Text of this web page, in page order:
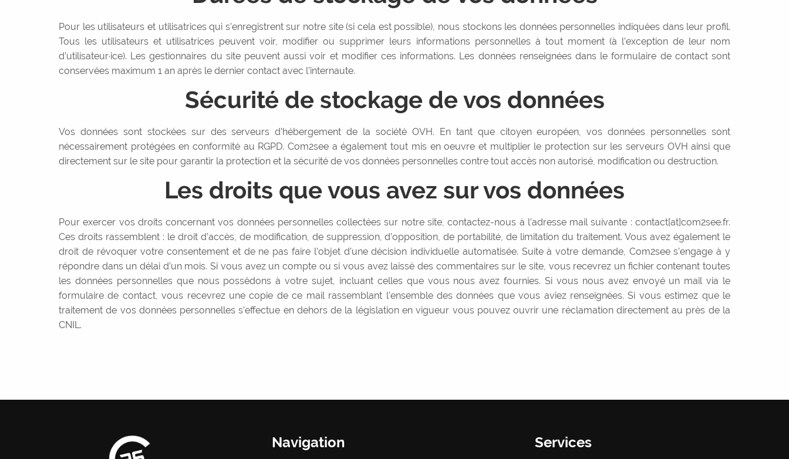
Pour les utilisateurs et utilisatrices qui s’enregistrent sur notre site (si cela est possible), nous stockons les données personnelles indiquées dans leur profil.
Tous les utilisateurs et utilisatrices peuvent voir, modifier ou supprimer leurs informations personnelles à tout moment (à l’exception de leur nom
d’utilisateur·ice). Les gestionnaires du site peuvent aussi voir et modifier ces informations. Les données renseignées dans le formulaire de contact sont
conservées maximum 1 an après le dernier contact avec l’internaute.
Sécurité de stockage de vos données
Vos données sont stockées sur des serveurs d’hébergement de la société OVH. En tant que citoyen européen, vos données personnelles sont
nécessairement protégées en conformité au RGPD. Com2see a également tout mis en oeuvre et multiplier le protection sur les serveurs OVH ainsi que
directement sur le site pour garantir la protection et la sécurité de vos données personnelles contre tout accès non autorisé, modification ou destruction.
Les droits que vous avez sur vos données
Pour exercer vos droits concernant vos données personnelles collectées sur notre site, contactez-nous à l’adresse mail suivante : contact[at]com2see.fr.
Ces droits rassemblent : le droit d’accès, de modification, de suppression, d’opposition, de portabilité, de limitation du traitement. Vous avez également le
droit de révoquer votre consentement et de ne pas faire l’objet d’une décision individuelle automatisée. Suite à votre demande, Com2see s’engage à y
répondre dans un délai d’un mois. Si vous avez un compte ou si vous avez laissé des commentaires sur le site, vous recevrez un fichier contenant toutes
les données personnelles que nous possédons à votre sujet, incluant celles que vous nous avez fournies. Si vous nous avez envoyé un mail via le
formulaire de contact, vous recevrez une copie de ce mail rassemblant l’ensemble des données que vous aviez renseignées. Si vous estimez que le
traitement de vos données personnelles s’effectue en dehors de la législation en vigueur vous pouvez ouvrir une réclamation directement au près de la
CNIL.
Navigation Services